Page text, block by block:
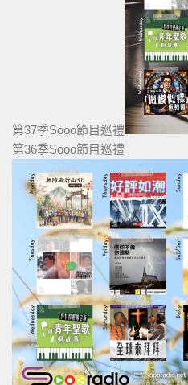
第37季Sooo節目巡禮
第36季Sooo節目巡禮